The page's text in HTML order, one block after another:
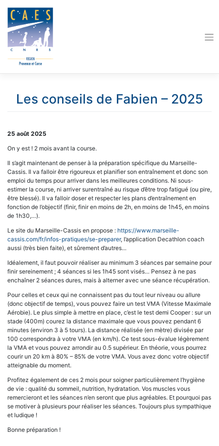
content
Les conseils de Fabien – 2025
25 août 2025
On y est ! 2 mois avant la course.
Il s’agit maintenant de penser à la préparation spécifique du Marseille-
Cassis. Il va falloir être rigoureux et planifier son entraînement et donc son
emploi du temps pour arriver dans les meilleures conditions. Ni sous-
estimer la course, ni arriver surentraîné au risque d’être trop fatigué (ou pire,
être blessé). Il va falloir doser et respecter les plans d’entraînement en
fonction de l’objectif (finir, finir en moins de 2h, en moins de 1h45, en moins
de 1h30,…).
Le site du Marseille-Cassis en propose : https://www.marseille-
cassis.com/fr/infos-pratiques/se-preparer, l’application Decathlon coach
aussi (très bien faite), et sûrement d’autres…
Idéalement, il faut pouvoir réaliser au minimum 3 séances par semaine pour
finir sereinement ; 4 séances si les 1h45 sont visés… Pensez à ne pas
enchaîner 2 séances dures, mais à alterner avec une séance récupération.
Pour celles et ceux qui ne connaissent pas du tout leur niveau ou allure
(donc objectif de temps), vous pouvez faire un test VMA (Vitesse Maximale
Aérobie). Le plus simple à mettre en place, c’est le test demi Cooper : sur un
stade (400m) courez la distance maximale que vous pouvez pendant 6
minutes (environ 3 à 5 tours). La distance réalisée (en mètre) divisée par
100 correspondra à votre VMA (en km/h). Ce test sous-évalue légèrement
la VMA et vous pouvez arrondir au 0.5 supérieur. En théorie, vous pourrez
courir un 20 km à 80% – 85% de votre VMA. Vous avez donc votre objectif
atteignable du moment.
Profitez également de ces 2 mois pour soigner particulièrement l’hygiène
de vie : qualité du sommeil, nutrition, hydratation. Vos muscles vous
remercieront et les séances n’en seront que plus agréables. Et pourquoi pas
se motiver à plusieurs pour réaliser les séances. Toujours plus sympathique
et ludique !
Bonne préparation !